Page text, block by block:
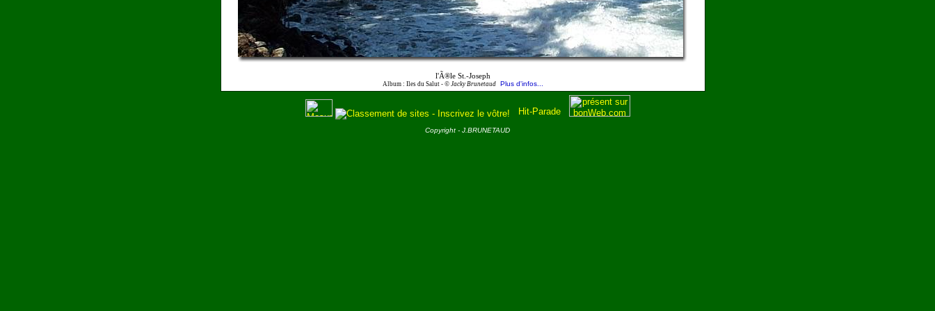
l'Ã®le St.-Joseph
Album : Iles du Salut - © Jacky Brunetaud Plus d'infos...
Copyright - J.BRUNETAUD